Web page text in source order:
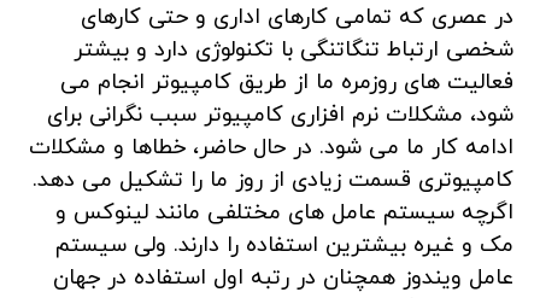
در عصری که تمامی کارهای اداری و حتی کارهای
شخصی ارتباط تنگاتنگی با تکنولوژی دارد و بیشتر
فعالیت های روزمره ما از طریق کامپیوتر انجام می
شود، مشکلات نرم افزاری کامپیوتر سبب نگرانی برای
ادامه کار ما می شود. در حال حاضر، خطاها و مشکلات
کامپیوتری قسمت زیادی از روز ما را تشکیل می دهد.
اگرچه سیستم عامل های مختلفی مانند لینوکس و
مک و غیره بیشترین استفاده را دارند. ولی سیستم
عامل ویندوز همچنان در رتبه اول استفاده در جهان